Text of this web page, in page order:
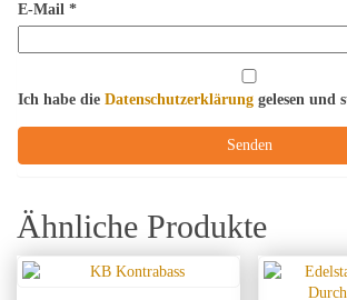
E-Mail *
Ich habe die Datenschutzerklärung gelesen und
Ähnliche Produkte